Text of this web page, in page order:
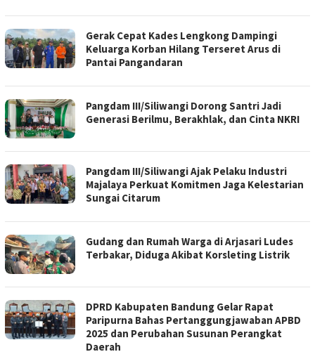
Gerak Cepat Kades Lengkong Dampingi
Keluarga Korban Hilang Terseret Arus di
Pantai Pangandaran
Pangdam III/Siliwangi Dorong Santri Jadi
Generasi Berilmu, Berakhlak, dan Cinta NKRI
Pangdam III/Siliwangi Ajak Pelaku Industri
Majalaya Perkuat Komitmen Jaga Kelestarian
Sungai Citarum
Gudang dan Rumah Warga di Arjasari Ludes
Terbakar, Diduga Akibat Korsleting Listrik
DPRD Kabupaten Bandung Gelar Rapat
Paripurna Bahas Pertanggungjawaban APBD
2025 dan Perubahan Susunan Perangkat
Daerah